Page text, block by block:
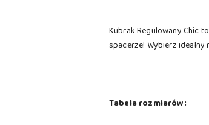
Kubrak Regulowany Chic
spacerze! Wybierz idealny
Tabela rozmiarów: